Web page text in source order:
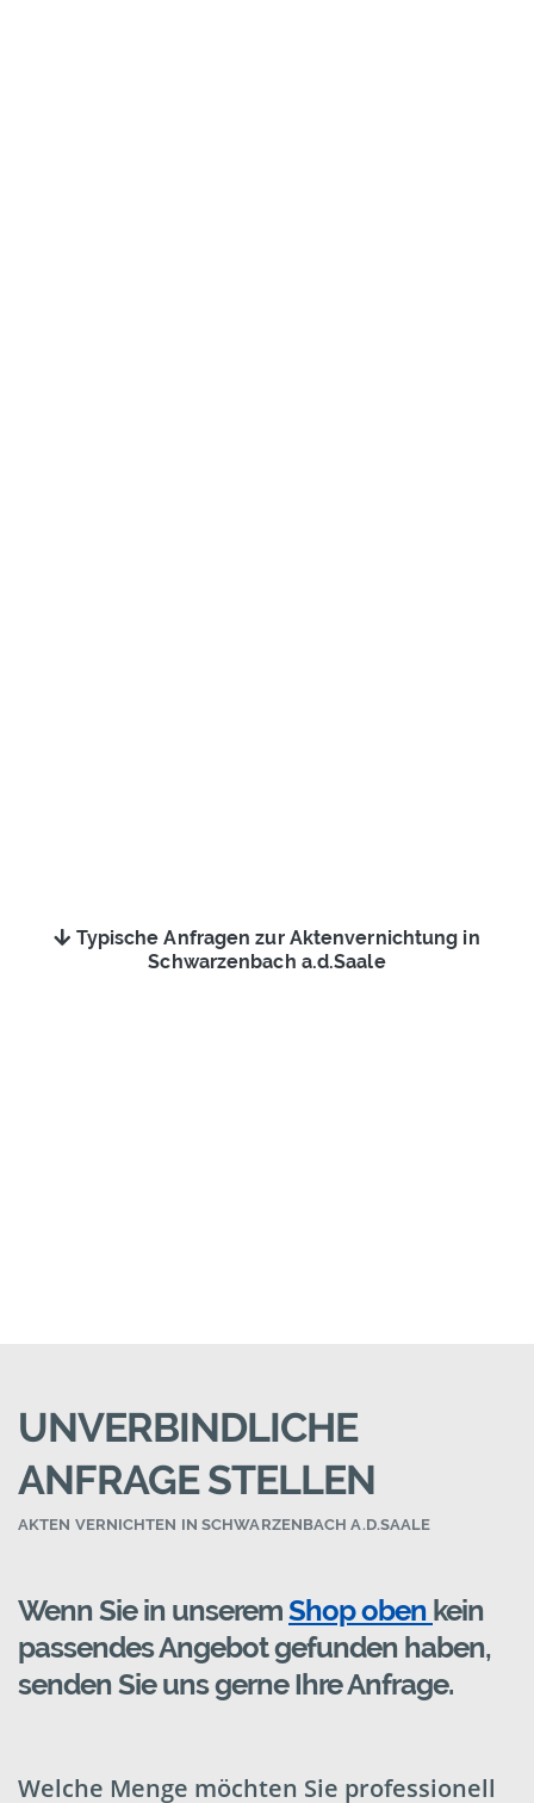
Typische Anfragen zur Aktenvernichtung in
Schwarzenbach a.d.Saale
UNVERBINDLICHE
ANFRAGE STELLEN
AKTEN VERNICHTEN IN SCHWARZENBACH A.D.SAALE
Wenn Sie in unseremShop oben kein
passendes Angebot gefunden haben,
senden Sie uns gerne Ihre Anfrage.
Welche Menge möchten Sie professionell